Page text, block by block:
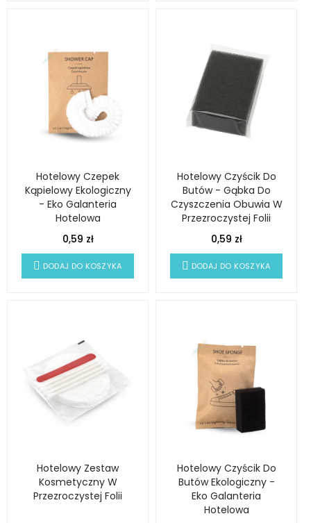
Hotelowy Czepek
Kąpielowy Ekologiczny
- Eko Galanteria
Hotelowa
0,59 zł
DODAJ DO KOSZYKA
Hotelowy Czyścik Do
Butów - Gąbka Do
Czyszczenia Obuwia W
Przezroczystej Folii
0,59 zł
DODAJ DO KOSZYKA
Hotelowy Zestaw
Kosmetyczny W
Przezroczystej Folii
Hotelowy Czyścik Do
Butów Ekologiczny -
Eko Galanteria
Hotelowa